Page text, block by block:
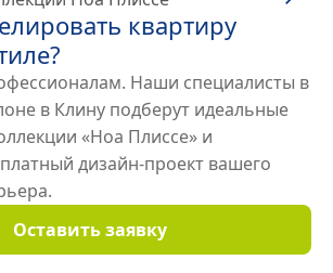
квартиру
Наши специалисты в
в Клину подберут идеальные
«Ноа Плиссе» и
дизайн-проект вашего
Оставить заявку